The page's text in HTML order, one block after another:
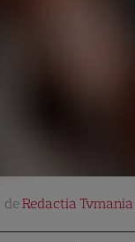
deRedactia Tvmania